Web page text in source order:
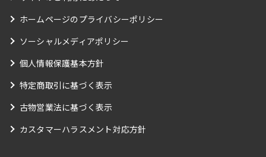
ホームページのプライバシーポリシー
ソーシャルメディアポリシー
個人情報保護基本方針
特定商取引に基づく表示
古物営業法に基づく表示
カスタマーハラスメント対応方針